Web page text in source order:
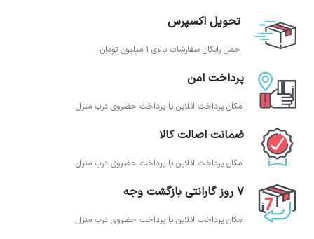
تحویل اکسپرس
حمل رایگان سفارشات بالای 1 میلیون تومان
پرداخت امن
امکان پرداخت انلاین یا پرداخت حضروی درب منزل
ضمانت اصالت کالا
امکان پرداخت انلاین یا پرداخت حضروی درب منزل
7 روز گارانتی بازگشت وجه
امکان پرداخت انلاین یا پرداخت حضروی درب منزل